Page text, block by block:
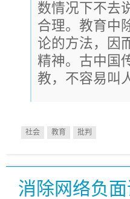
数情况下不去
合理。教育中
论的方法，因
精神。古中国
教，不容易叫
社会 教育 批判
消除网络负